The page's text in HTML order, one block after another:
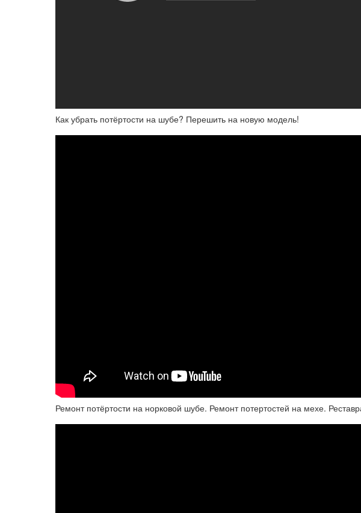
Как убрать потёртости на шубе? Перешить на новую модель!
Ремонт потёртости на норковой шубе. Ремонт потертостей на мехе.